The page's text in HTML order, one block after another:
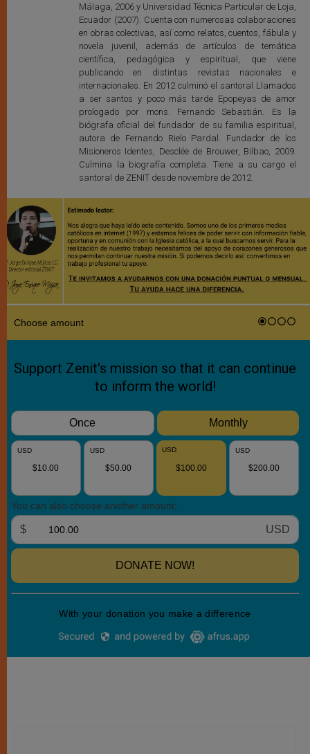
Málaga, 2006 y Universidad Técnica Particular de Loja,
Ecuador (2007). Cuenta con numerosas colaboraciones
en obras colectivas, así como relatos, cuentos, fábula y
novela juvenil, además de artículos de temática
científica, pedagógica y espiritual, que viene
publicando en distintas revistas nacionales e
internacionales. En 2012 culminó el santoral Llamados
a ser santos y poco más tarde Epopeyas de amor
prologado por mons. Fernando Sebastián. Es la
biógrafa oficial del fundador de su familia espiritual,
autora de Fernando Rielo Pardal. Fundador de los
Misioneros Identes, Desclée de Brouwer, Bilbao, 2009.
Culmina la biografía completa. Tiene a su cargo el
santoral de ZENIT desde noviembre de 2012.